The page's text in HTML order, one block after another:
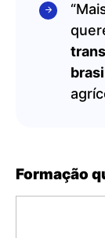
Formação